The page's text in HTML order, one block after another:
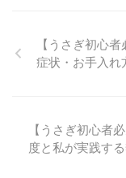
【うさぎ初心
症状・お手入れ
【うさぎ初心者
度と私が実践す